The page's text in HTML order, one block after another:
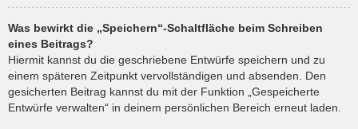
Was bewirkt die „Speichern“-Schaltfläche beim Schreiben
eines Beitrags?
Hiermit kannst du die geschriebene Entwürfe speichern und zu
einem späteren Zeitpunkt vervollständigen und absenden. Den
gesicherten Beitrag kannst du mit der Funktion „Gespeicherte
Entwürfe verwalten“ in deinem persönlichen Bereich erneut laden.